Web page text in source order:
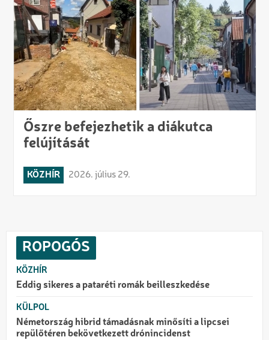
Őszre befejezhetik a diákutca
felújítását
KÖZHÍR 2026. július 29.
ROPOGÓS
KÖZHÍR
Eddig sikeres a pataréti romák beilleszkedése
KÜLPOL
Németország hibrid támadásnak minősíti a lipcsei
repülőtéren bekövetkezett drónincidenst